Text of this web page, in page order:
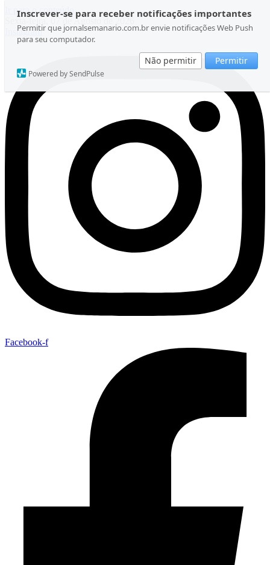
Inscrever-se para receber notificações importantes
Permitir que jornalsemanario.com.br envie notificações Web Push
para seu computador.
Não permitir Permitir
Powered by SendPulse
Ir para o conteúdo
Sexta-feira, 07 de Agosto de 2026
Instagram
Facebook-f